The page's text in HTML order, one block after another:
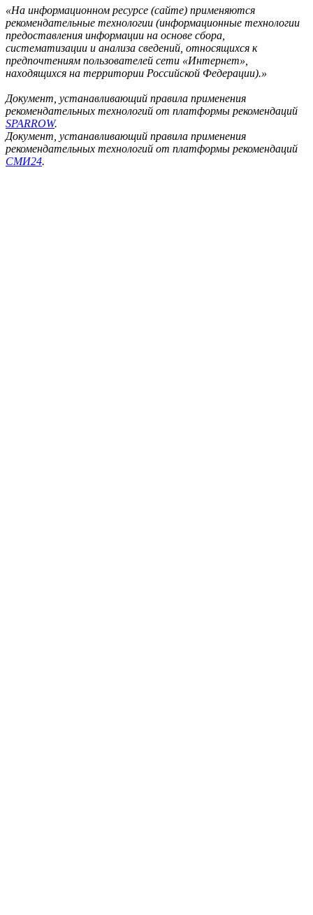
«На информационном ресурсе (сайте) применяются
рекомендательные технологии (информационные технологии
предоставления информации на основе сбора,
систематизации и анализа сведений, относящихся к
предпочтениям пользователей сети «Интернет»,
находящихся на территории Российской Федерации).»
Документ, устанавливающий правила применения
рекомендательных технологий от платформы рекомендаций
SPARROW.
Документ, устанавливающий правила применения
рекомендательных технологий от платформы рекомендаций
СМИ24.